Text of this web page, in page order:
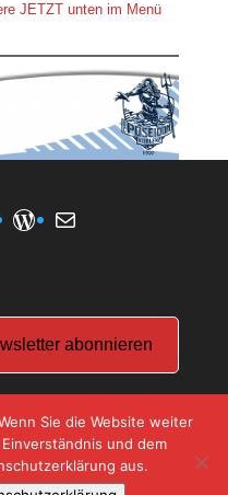
JETZT unten im Menü
WordPress
E-Mail
abonnieren
Sie die Website weiter
und dem
aus.